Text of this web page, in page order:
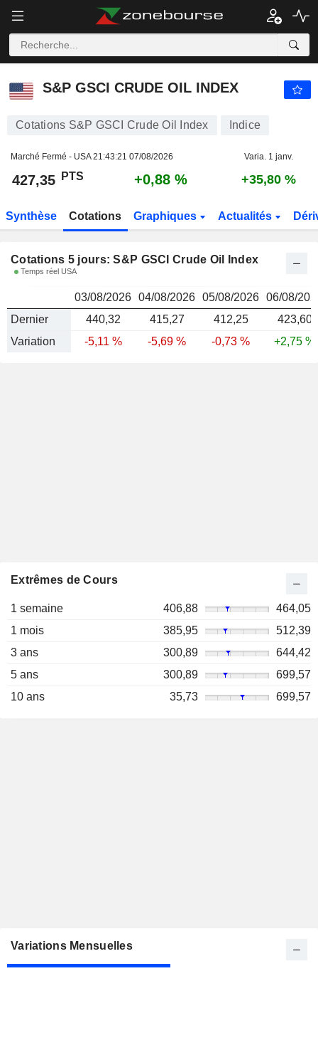
S&P GSCI CRUDE OIL INDEX PTS
S&P GSCI CRUDE OIL INDEX
Cotations S&P GSCI Crude Oil Index Indice
Marché Fermé - USA21:43:21 07/08/2026 Varia. 1 janv.
427,35 PTS +0,88 % +35,80 %
Synthèse Cotations Graphiques Actualités
Cotations 5 jours: S&P GSCI Crude Oil Index
Temps réel USA
03/08/2026 04/08/2026 05/08/2026 06/08/
Dernier
440,32 415,27 412,25
423,60
Variation
-5,11 % -5,69 % -0,73 % +2,75 %
Extrêmes de Cours
1 semaine 406,88
464,05
1 mois
385,95
512,39
3 ans
300,89
644,42
5 ans
300,89
699,57
10 ans
35,73 699,57
Variations Mensuelles